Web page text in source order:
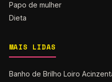
Papo de mulher
Dieta
MAIS LIDAS
Banho de Brilho Loiro